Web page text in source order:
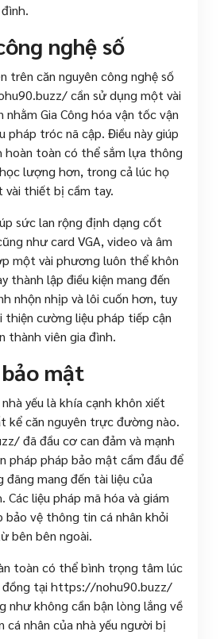
nghệ số
trên căn nguyên công nghệ số
cần sử dụng một vài
Gia Công hóa vận tốc vận
pháp tróc nã cập. Điều này giúp
hoàn toàn có thể sắm lựa thông
lượng hơn, trong cả lúc họ
thiết bị cầm tay.
sức lan rộng định dạng cốt
như card VGA, video và âm
một vài phương luôn thể khôn
thành lập điều kiện mang đến
nhộn nhịp và lôi cuốn hơn, tuy
thiện cường liệu pháp tiếp cận
thành viên gia đình.
mật
yếu là khía cạnh khôn xiết
kể căn nguyên trực đường nào.
đã đầu cơ can đảm và mạnh
pháp pháp bảo mật cầm đầu để
đãng mang đến tài liệu của
Các liệu pháp mã hóa và giám
bảo vệ thông tin cá nhân khỏi
bên bên ngoài.
toàn có thể bình trọng tâm lúc
đồng tại https://nohu90.buzz/
như không cần bận lòng lắng về
cá nhân của nhà yếu người bị